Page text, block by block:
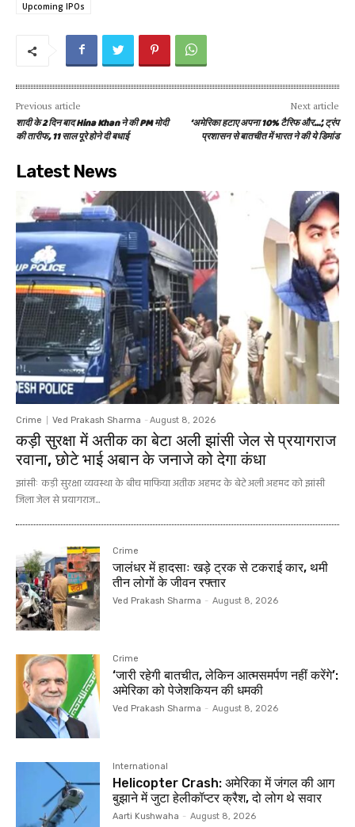
Upcoming IPOs
Previous article
शादी के 2 दिन बाद Hina Khan ने की PM मोदी
की तारीफ, 11 साल पूरे होने दी बधाई
Next article
‘अमेरिका हटाए अपना 10% टैरिफ और…’, ट्रंप
प्रशासन से बातचीत में भारत ने की ये डिमांड
Latest News
Crime Ved Prakash Sharma - August 8, 2026
कड़ी सुरक्षा में अतीक का बेटा अली झांसी जेल से प्रयागराज
रवाना, छोटे भाई अबान के जनाजे को देगा कंधा
झांसीः कड़ी सुरक्षा व्यवस्था के बीच माफिया अतीक अहमद के बेटे अली अहमद को झांसी
जिला जेल से प्रयागराज...
Crime
जालंधर में हादसाः खड़े ट्रक से टकराई कार, थमी
तीन लोगों के जीवन रफ्तार
Ved Prakash Sharma - August 8, 2026
Crime
‘जारी रहेगी बातचीत, लेकिन आत्मसमर्पण नहीं करेंगे’:
अमेरिका को पेजेशकियन की धमकी
Ved Prakash Sharma - August 8, 2026
International
Helicopter Crash: अमेरिका में जंगल की आग
बुझाने में जुटा हेलीकॉप्टर क्रैश, दो लोग थे सवार
Aarti Kushwaha - August 8, 2026